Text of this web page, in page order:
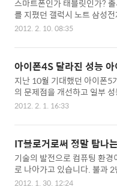
팅에..
과 기존 고객 할인조건등을
예약차수 22차를 배정을 받
받기 어렵겠구나 생각을 했었
시작된 다음 영업일인(공휴
이폰4S를 개통할 수 있었습니
도 새로산 아이폰4S 간단 개
가 아이폰4..
스마트폰인가 태블릿인가?
를 지폈던 갤럭시 노트 삼성
노트를 부각하기 위해 태블릿
이 출시되고 많은 사용자들
보다는 사실 상 스마트폰으로
제 생각에도 갤럭시노트는
것이 맞을 것 같습니다. 그 이
에서 공식 태블릿에 사용하는
에 주로 사용하는 진저브래드
크게 불편하지 않는 점, 셋째
리 음성통화가 가능한 3G모
보면 태블릿이라기 보다는 최
분류하는 것이 맞을 것 같..
2012. 2. 10. 08:35
아이폰4S 달라진 성능
해 보니
지난 10월 기대했던 아이폰5
의 문제점을 개선하고 일부
이폰4S모델이 출시되어 아쉬
으면서 미국내 아이폰4S의
다. 국내 역시 SKT와 KT가 발
난 11일부터 공식판매에 들
일한 외형을 가지고 출시된
국과 달리 지지부진한 상황인
역시 새로운 아이폰5를 기다
2012. 2. 1. 16:33
IT블로거로써 정말 탐나
북 Z330 , Z430
기술의 발전으로 컴퓨팅 환
로 나아가고 있습니다. 불과
PC가 하던 일을 대신 할것이
2012. 1. 30. 12:24